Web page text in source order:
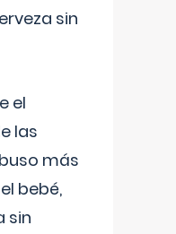
sin
el
las
más
bebé,
sin